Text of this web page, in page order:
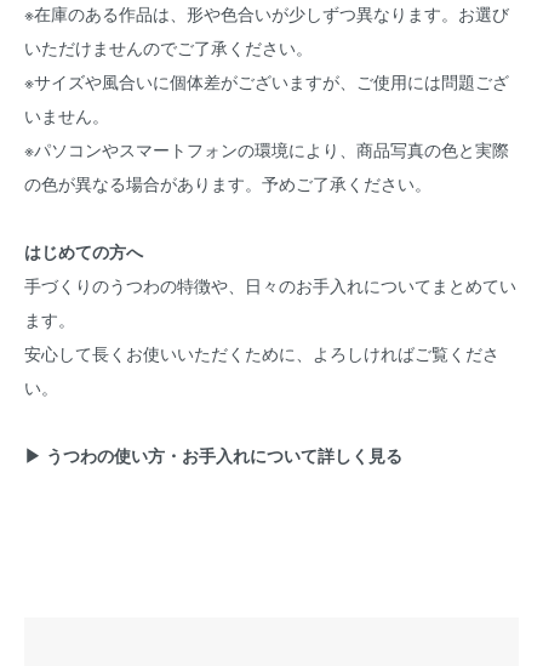
※在庫のある作品は、形や色合いが少しずつ異なります。お選び
いただけませんのでご了承ください。
※サイズや風合いに個体差がございますが、ご使用には問題ござ
いません。
※パソコンやスマートフォンの環境により、商品写真の色と実際
の色が異なる場合があります。予めご了承ください。
はじめての方へ
手づくりのうつわの特徴や、日々のお手入れについてまとめてい
ます。
安心して長くお使いいただくために、よろしければご覧くださ
い。
▶ うつわの使い方・お手入れについて詳しく見る